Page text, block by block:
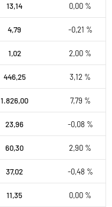
13,14 0,00 %
4,79 -0,21 %
1,02 2,00 %
446,25 3,12 %
1.826,00 7,79 %
23,96 -0,08 %
60,30 2,90 %
37,02 -0,48 %
11,35 0,00 %